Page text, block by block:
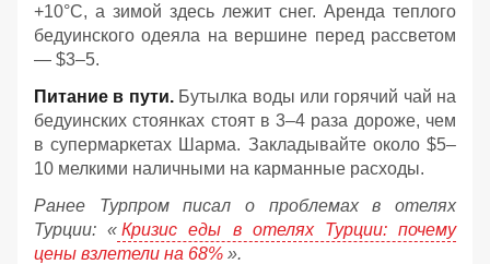
+10°C, а зимой здесь лежит снег. Аренда теплого
бедуинского одеяла на вершине перед рассветом
— $3–5.
Питание в пути.Бутылка воды или горячий чай на
бедуинских стоянках стоят в 3–4 раза дороже, чем
в супермаркетах Шарма. Закладывайте около $5–
10 мелкими наличными на карманные расходы.
Ранее Турпром писал о проблемах в отелях
Турции: « Кризис еды в отелях Турции: почему
цены взлетели на 68% ».